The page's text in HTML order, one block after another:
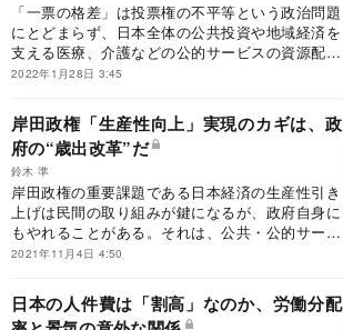
「一票の格差」は投票権の不平等という政治問題
にとどまらず、日本全体の公共投資や地域経済を
支える医療、介護などの公的サービスの資源配分
をゆがめている。衆院定数の「10増10減」は粛々
2022年1月28日 3:45
岸田政権「生産性向上」実現のカギは、政
府の“歳出改革”だ
鈴木 準
岸田政権の重要課題である日本経済の生産性引き
上げは民間の取り組みが鍵になるが、政府自身に
もやれることがある。それは、公共・公的サービ
スの産業化や改革を進めることだ。
2021年11月4日 4:50
日本の人件費は「割高」なのか、労働分配